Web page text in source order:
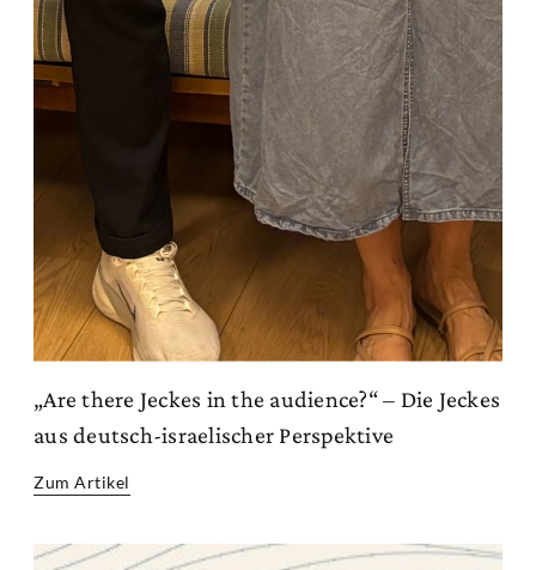
„Are there Jeckes in the audience?“ – Die Jeckes
aus deutsch-israelischer Perspektive
Zum Artikel